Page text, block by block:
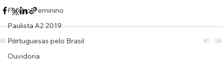
Futebol Feminino
Paulista A2 2019
Portuguesas pelo Brasil
Ouvidoria